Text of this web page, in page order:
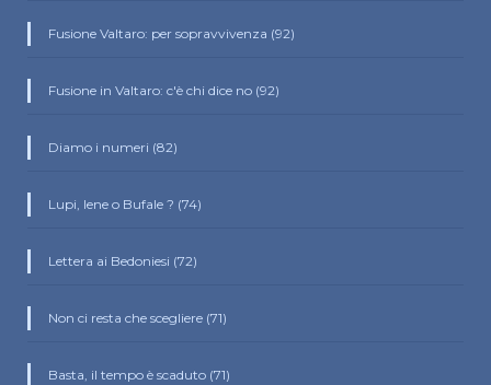
Fusione Valtaro: per sopravvivenza (92)
Fusione in Valtaro: c'è chi dice no (92)
Diamo i numeri (82)
Lupi, Iene o Bufale ? (74)
Lettera ai Bedoniesi (72)
Non ci resta che scegliere (71)
Basta, il tempo è scaduto (71)